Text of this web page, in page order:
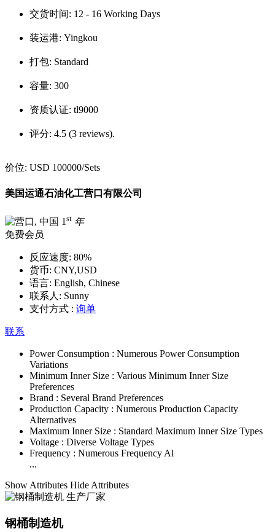
交货时间: 12 - 16 Working Days
装运港: Yingkou
打包: Standard
容量: 300
资质认证: tl9000
评分: 4.5 (3 reviews).
价位: USD 100000/Sets
美国运通石油化工营口有限公司
1 st 年
免费会员
反应速度: 80%
货币: CNY,USD
语言: English, Chinese
联系人: Sunny
支付方式 : 询单
联系
Power Consumption : Numerous Power Consumption
Variations
Minimum Inner Size : Various Minimum Inner Size
Preferences
Brand : Several Brand Preferences
Production Capacity : Numerous Production Capacity
Alternatives
Maximum Inner Size : Standard Maximum Inner Size Types
Voltage : Diverse Voltage Types
Frequency : Numerous Frequency Al
...
Show Attributes Hide Attributes
钢桶制造机